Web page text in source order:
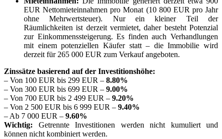
EUR Nettomieteinnahmen pro Monat (10 800 EUR pro Jahr
ohne Mehrwertsteuer). Nur ein kleiner Teil der
Räumlichkeiten ist derzeit vermietet, daher besteht Potenzial
zur Einkommenssteigerung. Es finden auch Verhandlungen
mit einem potenziellen Käufer statt – die Immobilie wird
derzeit für 265 000 EUR zum Verkauf angeboten.
Zinssätze basierend auf der Investitionshöhe:
– Von 100 EUR bis 299 EUR – 8.80%
– Von 300 EUR bis 699 EUR – 9.00%
– Von 700 EUR bis 2 499 EUR – 9.20%
– Von 2 500 EUR bis 6 999 EUR – 9.40%
– Ab 7 000 EUR – 9.60%
Wichtig: Getrennte Investitionen werden nicht kumuliert und
können nicht kombiniert werden.